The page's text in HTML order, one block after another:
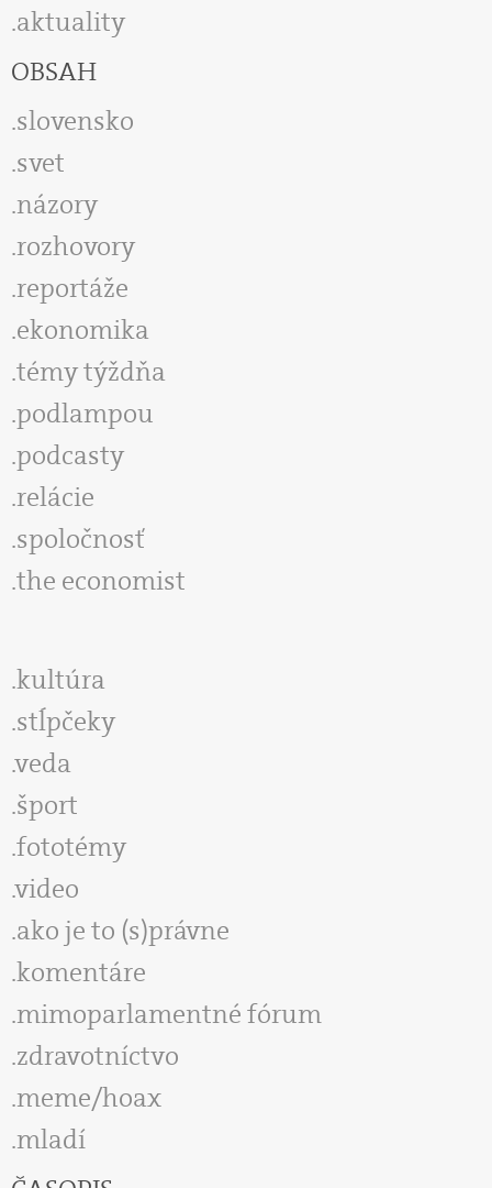
aktuality
OBSAH
slovensko
svet
názory
rozhovory
reportáže
ekonomika
témy týždňa
podlampou
podcasty
relácie
spoločnosť
the economist
kultúra
stĺpčeky
veda
šport
fototémy
video
ako je to (s)právne
komentáre
mimoparlamentné fórum
zdravotníctvo
meme/hoax
mladí